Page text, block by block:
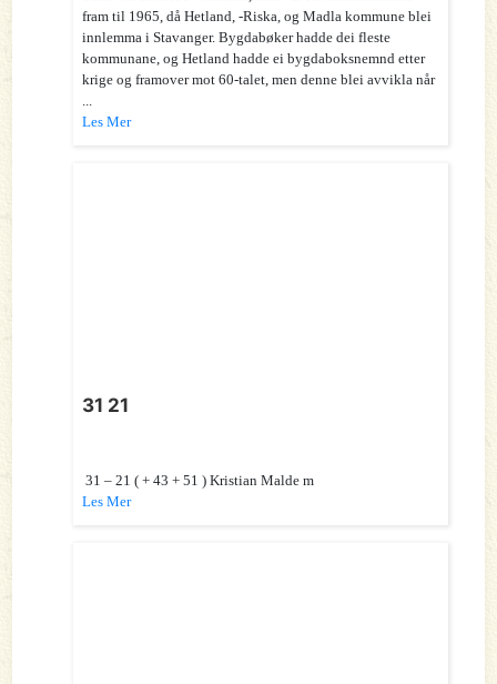
fram til 1965, då Hetland, -Riska, og Madla kommune blei
innlemma i Stavanger. Bygdabøker hadde dei fleste
kommunane, og Hetland hadde ei bygdaboksnemnd etter
krige og framover mot 60-talet, men denne blei avvikla når
Les Mer
31 21
31 – 21 ( + 43 + 51 ) Kristian Malde m
Les Mer